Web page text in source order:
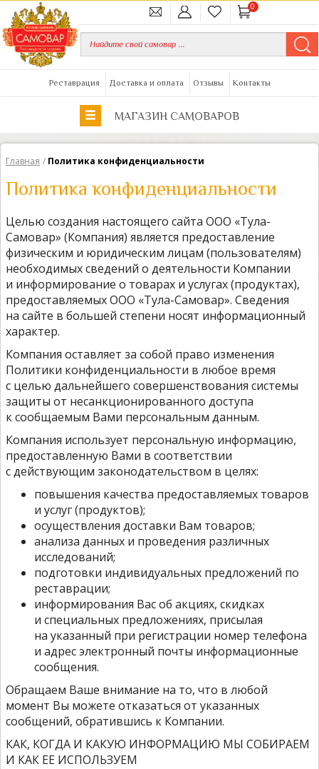
0
Реставрация Доставка и оплата Отзывы Контакты
МАГАЗИН САМОВАРОВ
Главная / Политика конфиденциальности
Политика конфиденциальности
Целью создания настоящего сайта ООО «Тула-
Самовар» (Компания) является предоставление
физическим и юридическим лицам (пользователям)
необходимых сведений о деятельности Компании
и информирование о товарах и услугах (продуктах),
предоставляемых ООО «Тула-Самовар». Сведения
на сайте в большей степени носят информационный
характер.
Компания оставляет за собой право изменения
Политики конфиденциальности в любое время
с целью дальнейшего совершенствования системы
защиты от несанкционированного доступа
к сообщаемым Вами персональным данным.
Компания использует персональную информацию,
предоставленную Вами в соответствии
с действующим законодательством в целях:
повышения качества предоставляемых товаров
и услуг (продуктов);
осуществления доставки Вам товаров;
анализа данных и проведения различных
исследований;
подготовки индивидуальных предложений по
реставрации;
информирования Вас об акциях, скидках
и специальных предложениях, присылая
на указанный при регистрации номер телефона
и адрес электронный почты информационные
сообщения.
Обращаем Ваше внимание на то, что в любой
момент Вы можете отказаться от указанных
сообщений, обратившись к Компании.
КАК, КОГДА И КАКУЮ ИНФОРМАЦИЮ МЫ СОБИРАЕМ
И КАК ЕЕ ИСПОЛЬЗУЕМ